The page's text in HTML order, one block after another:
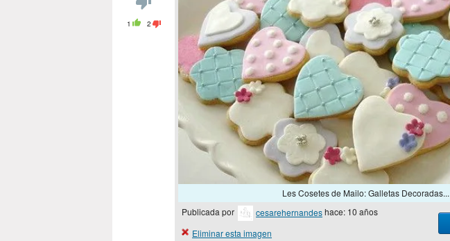
1 2
Les Cosetes de Mailo: Galletas Decoradas...
Publicada por cesarehernandeshace: 10 años
Eliminar esta imagen